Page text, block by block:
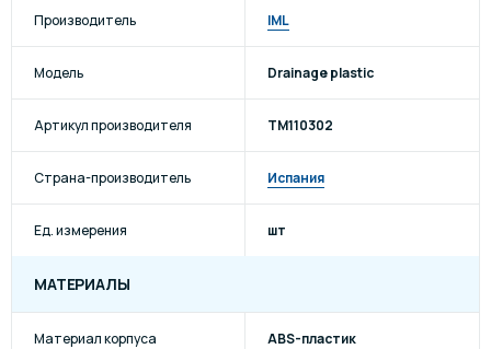
Производитель IML
Модель Drainage plastic
Артикул производителя TM110302
Страна-производитель Испания
Ед. измерения шт
МАТЕРИАЛЫ
Материал корпуса ABS-пластик